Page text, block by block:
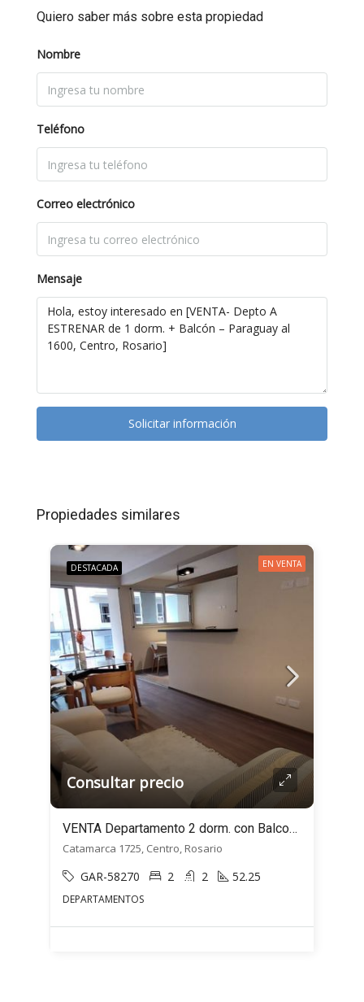
Quiero saber más sobre esta propiedad
Nombre
Teléfono
Correo electrónico
Mensaje
Solicitar información
Propiedades similares
DESTACADA EN VENTA
Consultar precio
VENTA Departamento 2 dorm. con Balcones – Catamarca al 1700 – Centro, Rosario
Catamarca 1725, Centro, Rosario
GAR-58270 2 2 52.25
DEPARTAMENTOS